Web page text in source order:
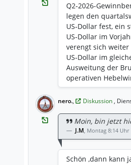
Q2‑2026-
legen den
US‑Dollar fest, ein
US‑Dollar im
verengt sich weiter
US‑Dollar im
Ausweitung der
operativen
angekündigt, dass
die volle Build
Ausschreibungen
einschließlich
und
einem deutlichen
Unternehmen hat
nero., Diskussion ,
Moin, bin jetzt
J.M, Montag 8:14 Uhr
Schön ,dann kann